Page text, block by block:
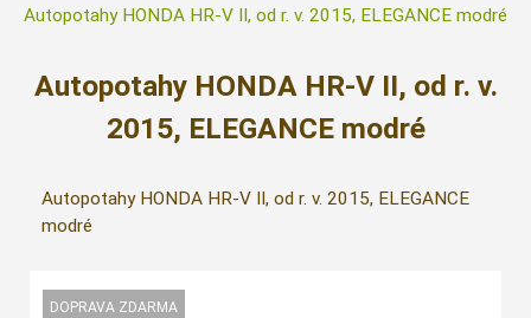
Autopotahy HONDA HR-V II, od r. v. 2015, ELEGANCE modré
Autopotahy HONDA HR-V II, od r. v.
2015, ELEGANCE modré
Autopotahy HONDA HR-V II, od r. v. 2015, ELEGANCE
modré